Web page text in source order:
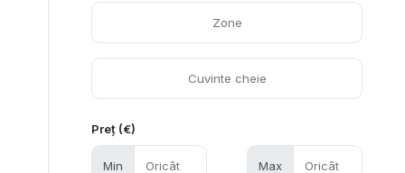
Preț (€)
Min Max